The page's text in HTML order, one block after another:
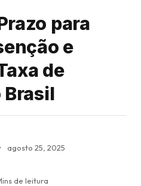
para
e
de
agosto 25, 2025
de leitura